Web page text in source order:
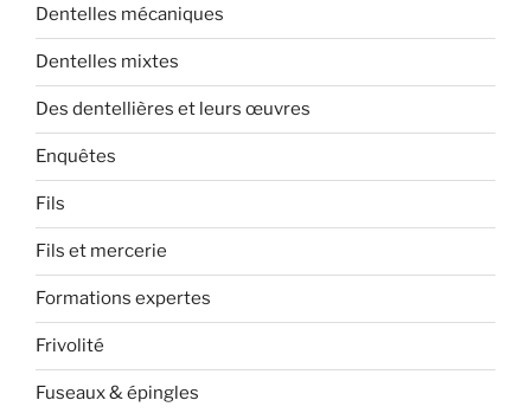
Dentelles mécaniques
Dentelles mixtes
Des dentellières et leurs œuvres
Enquêtes
Fils
Fils et mercerie
Formations expertes
Frivolité
Fuseaux & épingles